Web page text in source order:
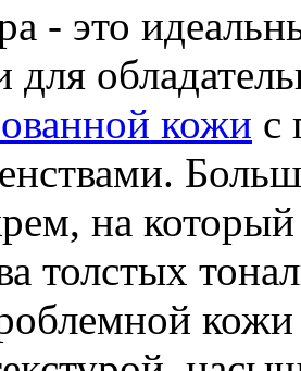
- это
для
кожи с
на который
толстых